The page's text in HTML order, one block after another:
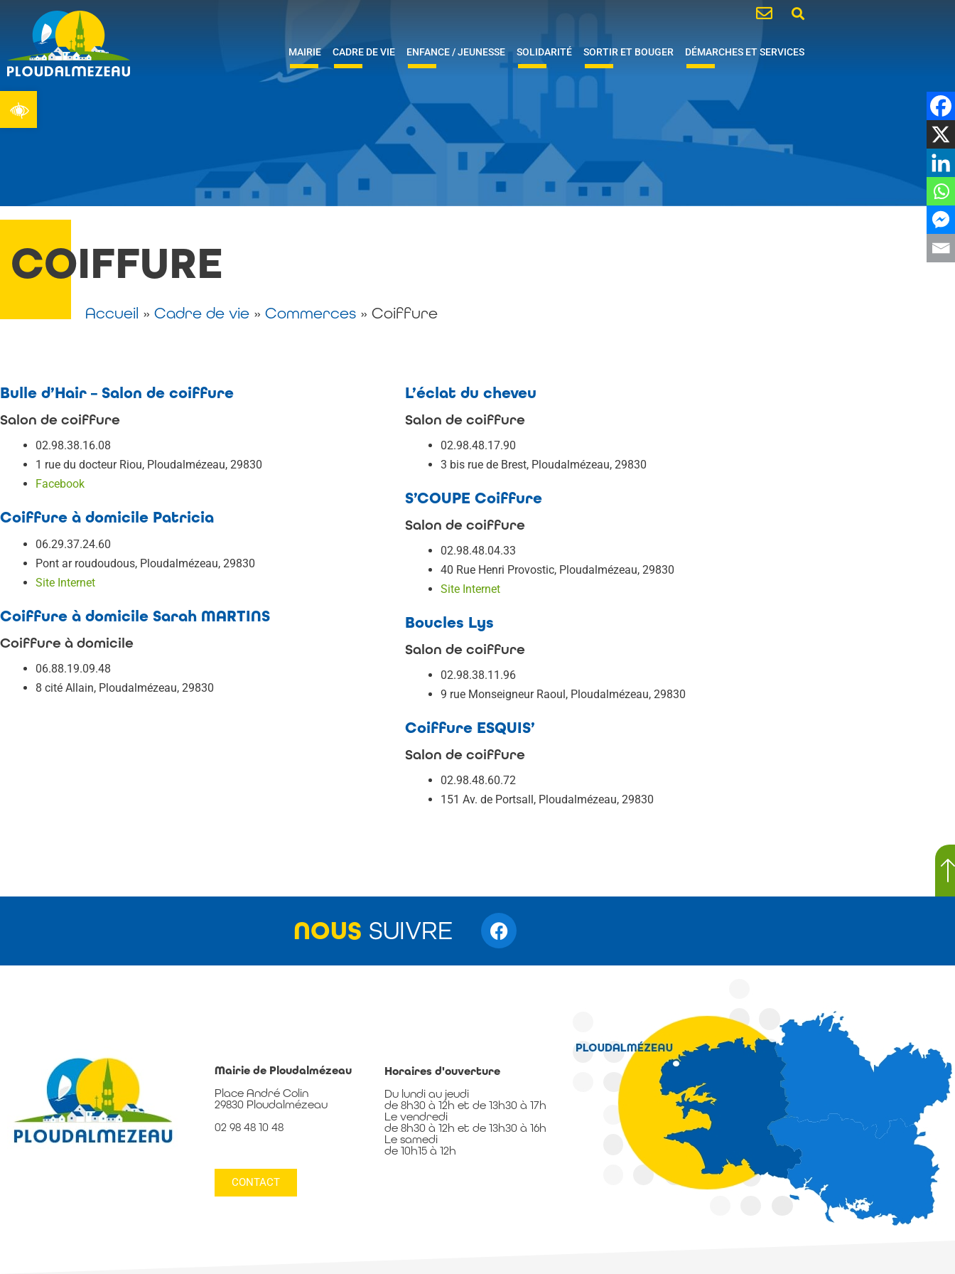
Ouvrir la barre d’outils
MAIRIE CADRE DE VIE ENFANCE / JEUNESSE SOLIDARITÉ SORTIR ET BOUGER DÉMARCHES ET SERVICES
COIFFURE
Accueil » Cadre de vie » Commerces » Coiffure
Bulle d’Hair – Salon de coiffure
Salon de coiffure
02.98.38.16.08
1 rue du docteur Riou, Ploudalmézeau, 29830
Facebook
Coiffure à domicile Patricia
06.29.37.24.60
Pont ar roudoudous, Ploudalmézeau, 29830
Site Internet
Coiffure à domicile Sarah MARTINS
Coiffure à domicile
06.88.19.09.48
8 cité Allain, Ploudalmézeau, 29830
L’éclat du cheveu
Salon de coiffure
02.98.48.17.90
3 bis rue de Brest, Ploudalmézeau, 29830
S’COUPE Coiffure
Salon de coiffure
02.98.48.04.33
40 Rue Henri Provostic, Ploudalmézeau, 29830
Site Internet
Boucles Lys
Salon de coiffure
02.98.38.11.96
9 rue Monseigneur Raoul, Ploudalmézeau, 29830
Coiffure ESQUIS’
Salon de coiffure
02.98.48.60.72
151 Av. de Portsall, Ploudalmézeau, 29830
NOUS SUIVRE
Mairie de Ploudalmézeau
Place André Colin
29830 Ploudalmézeau
02 98 48 10 48
CONTACT
Horaires d'ouverture
Du lundi au jeudi
de 8h30 à 12h et de 13h30 à 17h
Le vendredi
de 8h30 à 12h et de 13h30 à 16h
Le samedi
de 10h15 à 12h